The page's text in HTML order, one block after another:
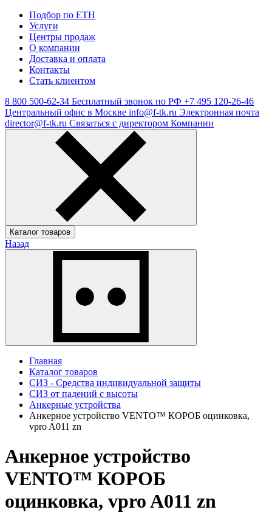
Подбор по ЕТН
Услуги
Центры продаж
О компании
Доставка и оплата
Контакты
Стать клиентом
8 800 500-62-34 Бесплатный звонок по РФ +7 495 120-26-46
Центральный офис в Москве info@f-tk.ru Электронная почта
director@f-tk.ru Связаться с директором Компании
Каталог товаров
Назад
Главная
Каталог товаров
СИЗ - Средства индивидуальной защиты
СИЗ от падений с высоты
Анкерные устройства
Анкерное устройство VENTO™ КОРОБ оцинковка,
vpro A011 zn
Анкерное устройство
VENTO™ КОРОБ
оцинковка, vpro A011 zn